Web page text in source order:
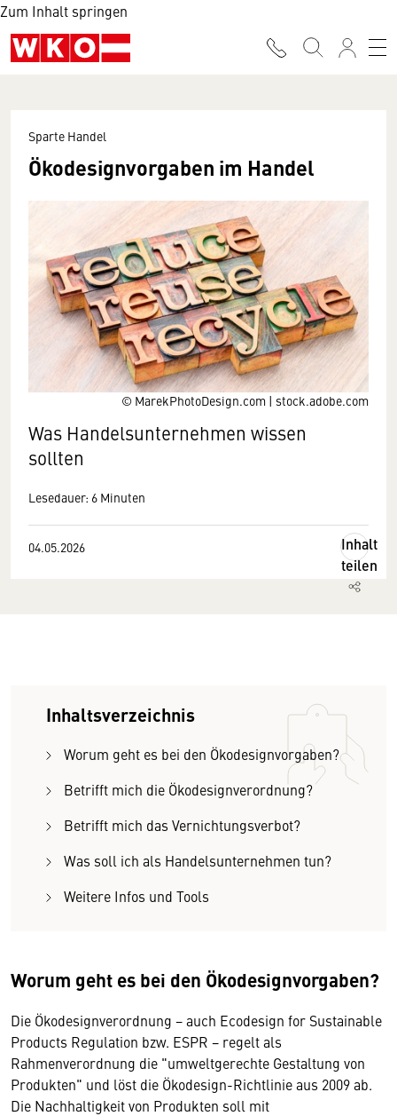
Zum Inhalt springen
© MarekPhotoDesign.com | stock.adobe.com
Sparte Handel
Ökodesignvorgaben im Handel
Was Handelsunternehmen wissen
sollten
Lesedauer: 6 Minuten
04.05.2026
Inhalt
teilen
Inhaltsverzeichnis
Worum geht es bei den Ökodesignvorgaben?
Betrifft mich die Ökodesignverordnung?
Betrifft mich das Vernichtungsverbot?
Was soll ich als Handelsunternehmen tun?
Weitere Infos und Tools
Worum geht es bei den Ökodesignvorgaben?
Die Ökodesignverordnung − auch Ecodesign for Sustainable
Products Regulation bzw. ESPR − regelt als
Rahmenverordnung die "umweltgerechte Gestaltung von
Produkten" und löst die Ökodesign-Richtlinie aus 2009 ab.
Die Nachhaltigkeit von Produkten soll mit